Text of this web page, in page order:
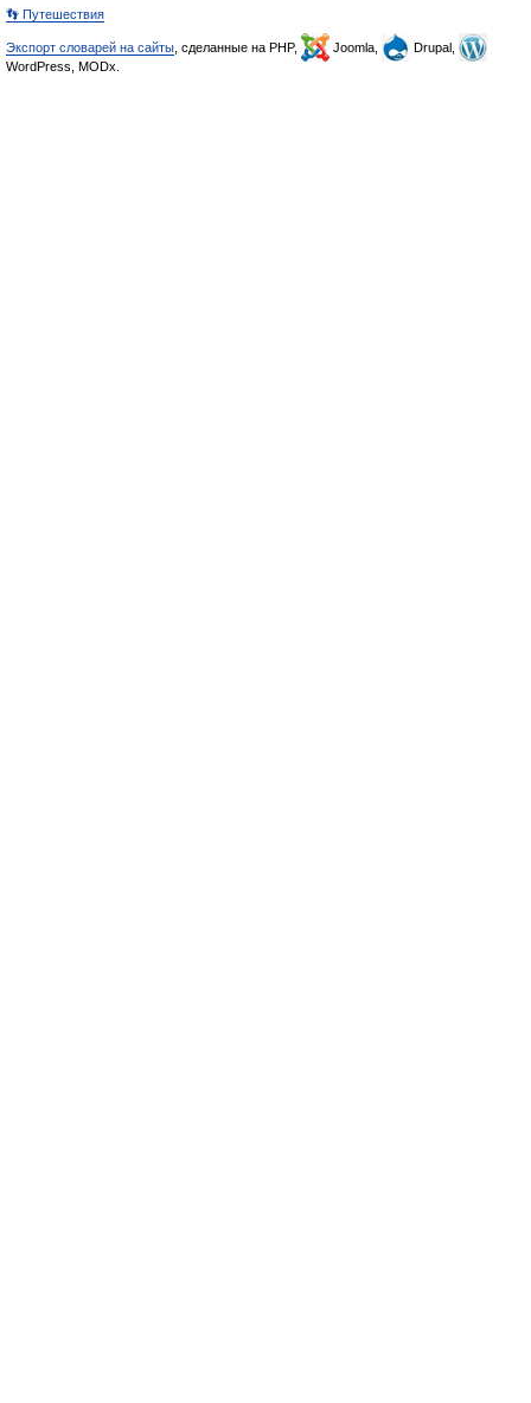
👣 Путешествия
Экспорт словарей на сайты , сделанные на PHP, Joomla,
Drupal,
WordPress, MODx.